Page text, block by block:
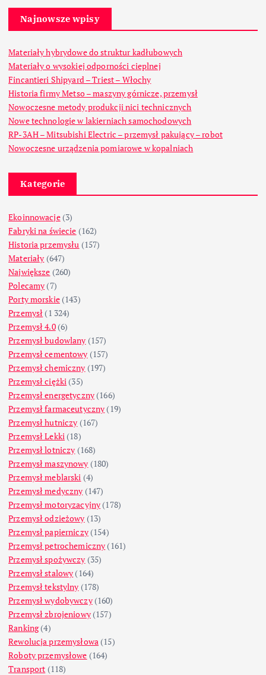
Najnowsze wpisy
Materiały hybrydowe do struktur kadłubowych
Materiały o wysokiej odporności cieplnej
Fincantieri Shipyard – Triest – Włochy
Historia firmy Metso – maszyny górnicze, przemysł
Nowoczesne metody produkcji nici technicznych
Nowe technologie w lakierniach samochodowych
RP-3AH – Mitsubishi Electric – przemysł pakujący – robot
Nowoczesne urządzenia pomiarowe w kopalniach
Kategorie
Ekoinnowacje(3)
Fabryki na świecie (162)
Historia przemysłu (157)
Materiały (647)
Największe (260)
Polecamy (7)
Porty morskie(143)
Przemysł (1 324)
Przemysł 4.0(6)
Przemysł budowlany (157)
Przemysł cementowy (157)
Przemysł chemiczny (197)
Przemysł ciężki (35)
Przemysł energetyczny (166)
Przemysł farmaceutyczny (19)
Przemysł hutniczy (167)
Przemysł Lekki (18)
Przemysł lotniczy (168)
Przemysł maszynowy (180)
Przemysł meblarski (4)
Przemysł medyczny (147)
Przemysł motoryzacyjny (178)
Przemysł odzieżowy (13)
Przemysł papierniczy(154)
Przemysł petrochemiczny (161)
Przemysł spożywczy (35)
Przemysł stalowy (164)
Przemysł tekstylny (178)
Przemysł wydobywczy(160)
Przemysł zbrojeniowy(157)
Ranking(4)
Rewolucja przemysłowa (15)
Roboty przemysłowe (164)
Transport (118)